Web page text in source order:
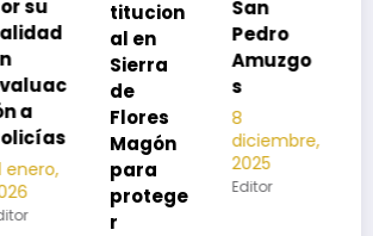
titucion
al en
Sierra
de
Flores
Magón
para
protege
r
San
Pedro
Amuzgo
s
8
diciembre,
2025
Editor
r la
neumon
ía
2025
Editor